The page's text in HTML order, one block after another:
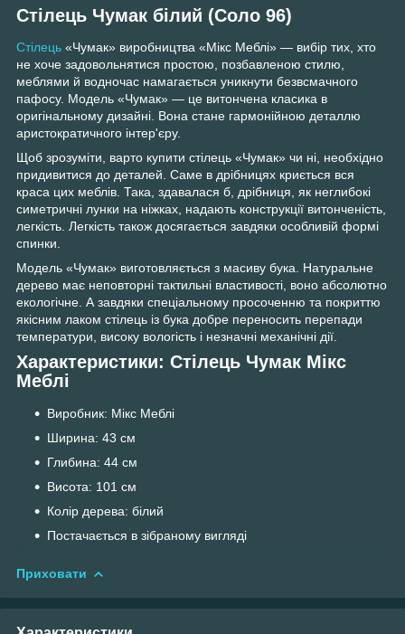
Стілець Чумак білий (Соло 96)
Стілець «Чумак» виробництва «Мікс Меблі» — вибір тих, хто
не хоче задовольнятися простою, позбавленою стилю,
меблями й водночас намагається уникнути безвсмачного
пафосу. Модель «Чумак» — це витончена класика в
оригінальному дизайні. Вона стане гармонійною деталлю
аристократичного інтер'єру.
Щоб зрозуміти, варто купити стілець «Чумак» чи ні, необхідно
придивитися до деталей. Саме в дрібницях криється вся
краса цих меблів. Така, здавалася б, дрібниця, як неглибокі
симетричні лунки на ніжках, надають конструкції витонченість,
легкість. Легкість також досягається завдяки особливій формі
спинки.
Модель «Чумак» виготовляється з масиву бука. Натуральне
дерево має неповторні тактильні властивості, воно абсолютно
екологічне. А завдяки спеціальному просоченню та покриттю
якісним лаком стілець із бука добре переносить перепади
температури, високу вологість і незначні механічні дії.
Характеристики: Стілець Чумак Мікс
Меблі
Виробник: Мікс Меблі
Ширина: 43 см
Глибина: 44 см
Висота: 101 см
Колір дерева: білий
Постачається в зібраному вигляді
Приховати